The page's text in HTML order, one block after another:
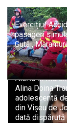
Exercițiu!
pasageri
Gutâi,
Alertă în
Alina Doina
adolescentă
din Vișeu de
dată dispărută